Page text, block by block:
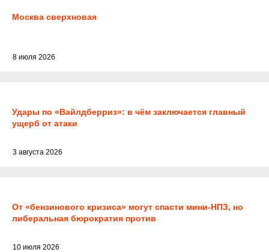
Москва сверхновая
8 июля 2026
Удары по «Вайлдберриз»: в чём заключается главный
ущерб от атаки
3 августа 2026
От «бензинового кризиса» могут спасти мини-НПЗ, но
либеральная бюрократия против
10 июля 2026